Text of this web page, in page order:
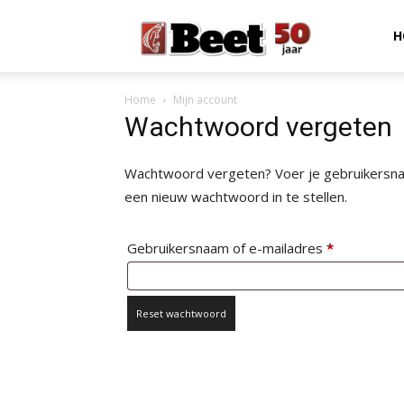
Home Mijn account
Wachtwoord vergeten
Wachtwoord vergeten? Voer je
een nieuw wachtwoord in te stellen.
Gebruikersnaam of e-mailadres *Vereist
Reset wachtwoord